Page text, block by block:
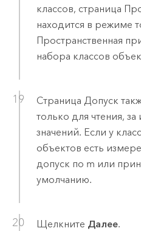
классов, страница
находится в режиме
Пространственная
набора классов
Страница Допуск
только для чтения,
значений. Если у
объектов есть
допуск по m или
умолчанию.
Щелкните Далее.